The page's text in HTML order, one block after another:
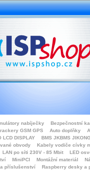
nabíječky Bezpečnostní
GSM GPS Auto doplňky
LCD DISPLAY BMS JKBMS JIKONG
obvody Kabely vodiče cívky
LAN po síti 230V - 85 Mbit LED
MiniPCI Montážní materiál
příslušenství Raspberry desky a